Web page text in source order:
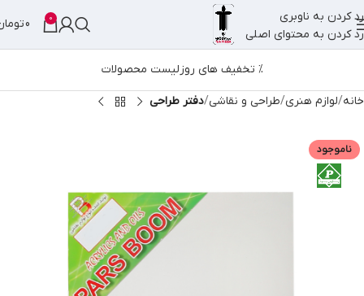
رد کردن به ناوبری
رد کردن به محتوای اصلی
0
0
% تخفیف های روزلیست محصولات
خانه لوازم هنری طراحی و نقاشی دفتر طراحی
ناموجود